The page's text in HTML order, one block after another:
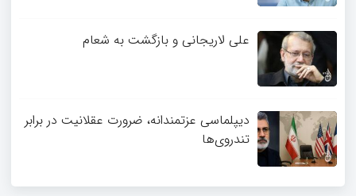
علی لاریجانی و بازگشت به شعام
دیپلماسی عزتمندانه، ضرورت عقلانیت در برابر
تندروی‌ها